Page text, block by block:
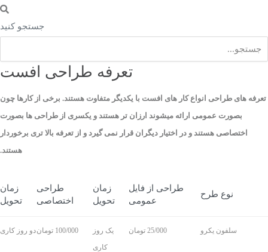
جستجو کنید
تعرفه طراحی افست
تعرفه های طراحی انواع کار های افست با یکدیگر متفاوت هستند. برخی از کارها چون
بصورت عمومی ارائه میشوند ارزان تر هستند و یکسری از طراحی ها بصورت
اختصاصی هستند و در اختیار دیگران قرار نمی گیرد و از تعرفه بالا تری برخوردار
هستند.
نوع طرح
طراحی از فایل
عمومی
زمان
تحویل
طراحی
اختصاصی
زمان
تحویل
سلفون یکرو 25/000 تومان
یک روز
کاری
100/000 تومان دو روز کاری